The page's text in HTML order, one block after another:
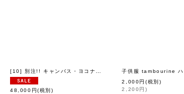
48,000 円(税別)
2,000円 (税別)
2,200 円 )